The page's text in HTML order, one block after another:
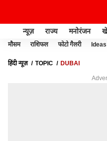
न्यूज़ राज्य मनोरंजन
मौसम राशिफल फोटो गैलरी
हिंदी न्यूज़ TOPIC DUBAI